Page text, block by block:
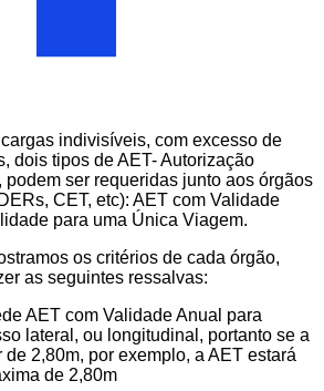
indivisíveis, com excesso de
dois tipos de AET- Autorização
podem ser requeridas junto aos órgãos
CET, etc): AET com Validade
para uma Única Viagem.
os critérios de cada órgão,
as seguintes ressalvas:
AET com Validade Anual para
lateral, ou longitudinal, portanto se a
de 2,80m, por exemplo, a AET estará
de 2,80m